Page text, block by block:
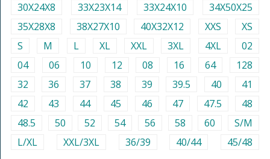
30X24X8
33X23X14 33X24X10
34X50X25
35X28X8
38X27X10 40X32X12 XXS
XS
S
M L XL XXL 3XL 4XL
02
04
06 10 12 08 16 64
128
32
36 37 38 39 39.5 40
41
42
43 44 45 46 47 47.5
48
48.5
50 52 54 56 58 60
S/M
L/XL
XXL/3XL 36/39 40/44 45/48